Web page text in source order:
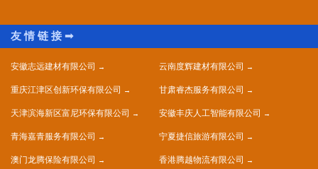
安徽志远建材有限公司 云南度辉建材有限公司
重庆江津区创新环保有限公司 甘肃睿杰服务有限公司
天津滨海新区富尼环保有限公司 安徽丰庆人工智能有限公司
青海嘉青服务有限公司 宁夏捷信旅游有限公司
澳门龙腾保险有限公司 香港腾越物流有限公司